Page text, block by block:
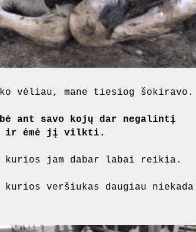
vėliau, mane tiesiog šokiravo.
ant savo kojų dar negalintį
ir ėmė jį vilkti.
kurios jam dabar labai reikia.
kurios veršiukas daugiau niekada